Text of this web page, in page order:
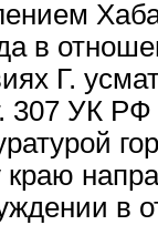
в
Г.
307 УК
краю
в